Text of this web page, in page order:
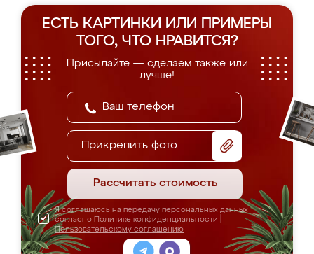
ЕСТЬ КАРТИНКИ ИЛИ ПРИМЕРЫ
ТОГО, ЧТО НРАВИТСЯ?
Присылайте — сделаем также или
лучше!
Прикрепить фото
Рассчитать стоимость
Я соглашаюсь на передачу персональных данных
согласно Политике конфиденциальности
Пользовательскому соглашению